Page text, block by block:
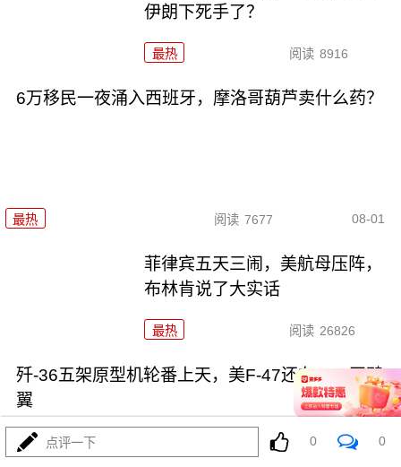
伊朗下死手了？
最热 阅读 8916
6万移民一夜涌入西班牙，摩洛哥葫芦卖什么药？
最热 阅读 7677 08-01
菲律宾五天三闹，美航母压阵，
布林肯说了大实话
最热 阅读 26826
歼-36五架原型机轮番上天，美F-47还在PPT画鸭
翼
点评一下 0 0